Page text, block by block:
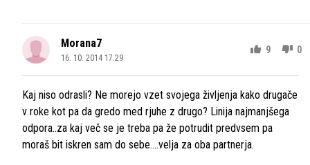
Morana7
16. 10. 2014 17.29
9 0
Kaj niso odrasli? Ne morejo vzet svojega življenja kako drugače
v roke kot pa da gredo med rjuhe z drugo? Linija najmanjšega
odpora..za kaj več se je treba pa že potrudit predvsem pa
moraš bit iskren sam do sebe....velja za oba partnerja.